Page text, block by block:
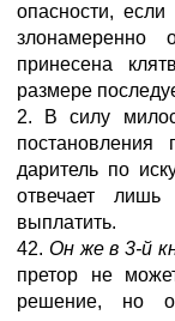
опасности,
злонамеренно
принесена
размере
2. В силу
даритель по
отвечает
выплатить.
42. Он же в 3-й
претор не
решение, но